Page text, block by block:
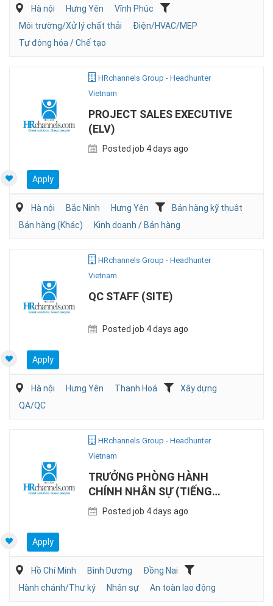
Hà nội Hưng Yên
Vĩnh Phúc
Môi trường/Xử lý chất thải
Điện/HVAC/MEP
Tự động hóa / Chế tạo
HRchannels Group - Headhunter
Vietnam
PROJECT SALES EXECUTIVE
(ELV)
Posted job 4 days ago
Apply
Hà nội Bắc Ninh Hưng Yên
Bán hàng kỹ thuật
Bán hàng (Khác)
Kinh doanh / Bán hàng
HRchannels Group - Headhunter
Vietnam
QC STAFF (SITE)
Posted job 4 days ago
Apply
Hà nội Hưng Yên Thanh Hoá
Xây dựng
QA/QC
HRchannels Group - Headhunter
Vietnam
TRƯỞNG PHÒNG HÀNH
CHÍNH NHÂN SỰ (TIẾNG
NHẬT, SẢN XUẤT)
Posted job 4 days ago
Apply
Hồ Chí Minh Bình Dương
Đồng Nai
Hành chánh/Thư ký
Nhân sự An toàn lao động